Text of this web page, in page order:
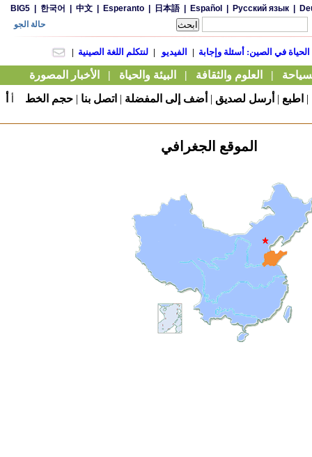
| اطبع | أرسل لصديق | أضف إلى المفضلة | اتصل بنا | حجم الخط
الموقع الجغرافي